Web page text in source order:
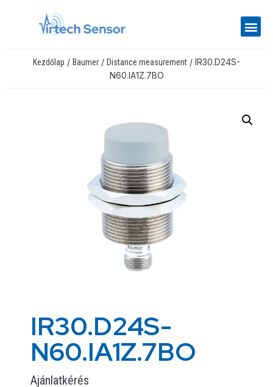
Kezdőlap / Baumer / Distance measurement / IR30.D24S-
N60.IA1Z.7BO
IR30.D24S-
N60.IA1Z.7BO
Ajánlatkérés